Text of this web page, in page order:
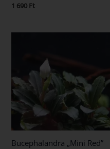
1 690 Ft
Bucephalandra „Mini Red”